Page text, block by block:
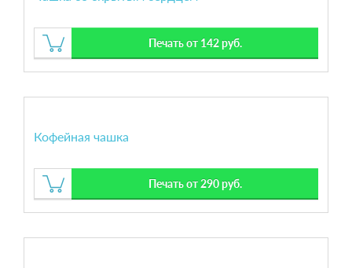
Печать от 142 руб.
Кофейная чашка
Печать от 290 руб.